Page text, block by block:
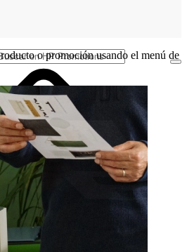
o promoción usando el menú de